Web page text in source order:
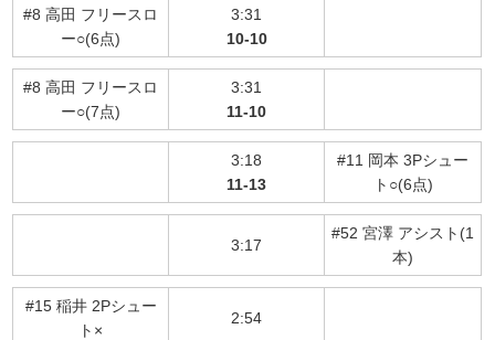
#8 高田 フリースロ
ー○(6点)
3:31
10-10
#8 高田 フリースロ
ー○(7点)
3:31
11-10
3:18
11-13
#11 岡本 3Pシュー
ト○(6点)
3:17
#52 宮澤 アシスト(1
本)
#15 稲井 2Pシュー
ト×
2:54